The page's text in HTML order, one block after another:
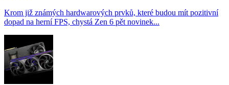
Krom již známých hardwarových prvků, které budou mít pozitivní
dopad na herní FPS, chystá Zen 6 pět novinek...